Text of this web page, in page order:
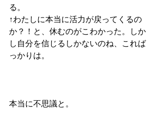
る。
↑わたしに本当に活力が戻ってくるの
か？！と、休むのがこわかった。しか
し自分を信じるしかないのね、これば
っかりは。
本当に不思議と。